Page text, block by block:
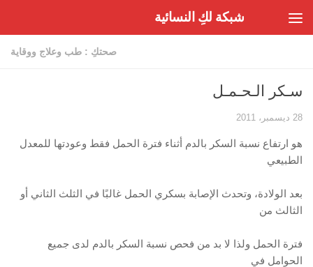
شبكة لكِ النسائية
صحتكِ : طب وعلاج ووقاية
سـكر الـحـمـل
28 ديسمبر، 2011
هو ارتفاع نسبة السكر بالدم أثناء فترة الحمل فقط وعودتها للمعدل
الطبيعي
بعد الولادة، وتحدث الإصابة بسكري الحمل غالبًا في الثلث الثاني أو
الثالث من
فترة الحمل ولذا لا بد من فحص نسبة السكر بالدم لدى جميع
الحوامل في